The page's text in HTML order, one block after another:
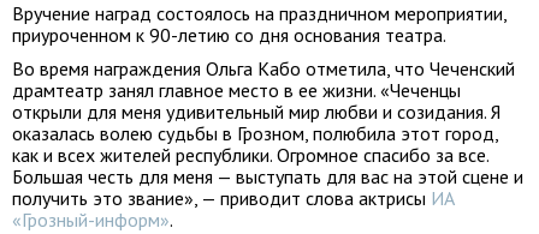
Вручение наград состоялось на праздничном мероприятии,
приуроченном к 90-летию со дня основания театра.
Во время награждения Ольга Кабо отметила, что Чеченский
драмтеатр занял главное место в ее жизни. «Чеченцы
открыли для меня удивительный мир любви и созидания. Я
оказалась волею судьбы в Грозном, полюбила этот город,
как и всех жителей республики. Огромное спасибо за все.
Большая честь для меня — выступать для вас на этой сцене и
получить это звание», — приводит слова актрисы ИА
«Грозный-информ».